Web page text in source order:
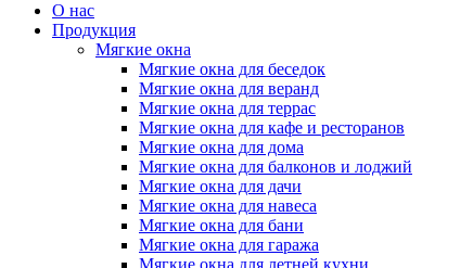
О нас
Продукция
Мягкие окна
Мягкие окна для беседок
Мягкие окна для веранд
Мягкие окна для террас
Мягкие окна для кафе и ресторанов
Мягкие окна для дома
Мягкие окна для балконов и лоджий
Мягкие окна для дачи
Мягкие окна для навеса
Мягкие окна для бани
Мягкие окна для гаража
Мягкие окна для летней кухни